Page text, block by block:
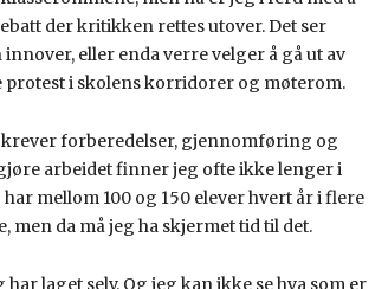
der kritikken rettes utover. Det ser
eller enda verre velger å gå ut av
i skolens korridorer og møterom.
forberedelser, gjennomføring og
arbeidet finner jeg ofte ikke lenger i
mellom 100 og 150 elever hvert år i flere
men da må jeg ha skjermet tid til det.
laget selv. Og jeg kan ikke se hva som er